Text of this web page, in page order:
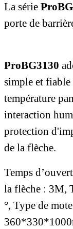
La série
porte de
ProBG3130
simple et fiable
température
interaction
protection
de la flèche.
Temps
la flèche : 3M,
°, Type de